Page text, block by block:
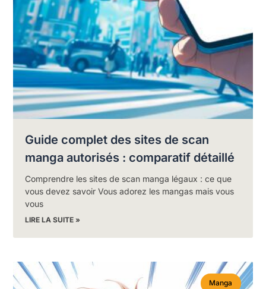
Guide complet des sites de scan
manga autorisés : comparatif détaillé
Comprendre les sites de scan manga légaux : ce que
vous devez savoir Vous adorez les mangas mais vous
vous
LIRE LA SUITE »
Manga